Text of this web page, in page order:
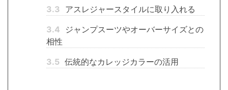
3.3 アスレジャースタイルに取り入れる
3.4
ジャンプスーツやオーバーサイズとの
相性
3.5 伝統的なカレッジカラーの活用